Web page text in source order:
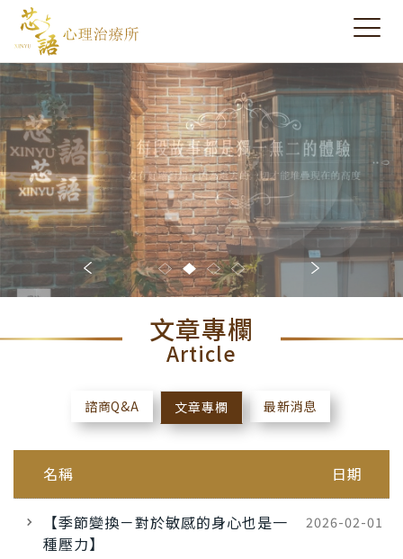
文章專欄
Article
諮商Q&A 文章專欄 最新消息
名稱 日期
【季節變換－對於敏感的身心也是一
種壓力】
2026-02-01